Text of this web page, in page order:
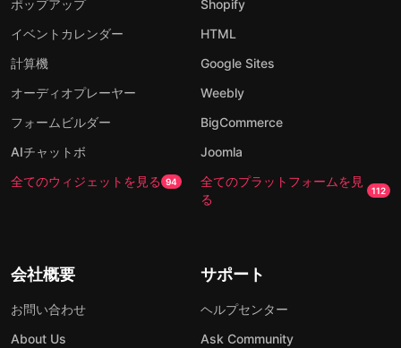
ポップアップ
イベントカレンダー
計算機
オーディオプレーヤー
フォームビルダー
AIチャットボ
全てのウィジェットを見る 94
Shopify
HTML
Google Sites
Weebly
BigCommerce
Joomla
全てのプラットフォームを見
る
112
会社概要
お問い合わせ
About Us
サポート
ヘルプセンター
Ask Community